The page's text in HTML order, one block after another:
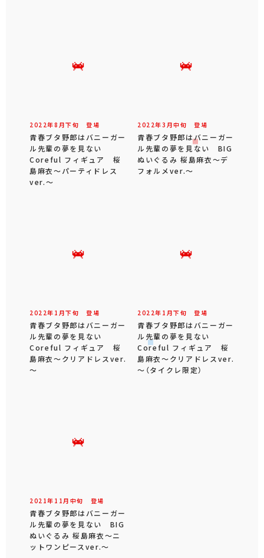
2022年8 月下旬 登場
青春ブタ野郎はバニーガー
ル先輩の夢を見ない
Coreful フィギュア 桜
島麻衣～パーティドレス
ver.～
2022年3 月中旬 登場
青春ブタ野郎はバニーガー
ル先輩の夢を見ない BIG
ぬいぐるみ 桜島麻衣～デ
フォルメver.～
2022年 1 月下旬 登場
青春ブタ野郎はバニーガー
ル先輩の夢を見ない
Coreful フィギュア 桜
島麻衣～クリアドレスver.
～
2022年 1 月下旬 登場
青春ブタ野郎はバニーガー
ル先輩の夢を見ない
Coreful フィギュア 桜
島麻衣～クリアドレスver.
～（タイクレ限定）
2021年 11 月 中旬 登場
青春ブタ野郎はバニーガー
ル先輩の夢を見ない BIG
ぬいぐるみ 桜島麻衣～ニ
ットワンピースver.～